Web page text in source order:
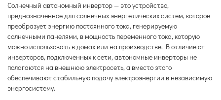
Солнечный автономный инвертор — это устройство,
предназначенное для солнечных энергетических систем, которое
преобразует энергию постоянного тока, генерируемую
солнечными панелями, в мощность переменного тока, которую
можно использовать в домах или на производстве. В отличие от
инверторов, подключенных к сети, автономные инверторы не
полагаются на внешнюю электросеть, а вместо этого
обеспечивают стабильную подачу электроэнергии в независимую
энергосистему.